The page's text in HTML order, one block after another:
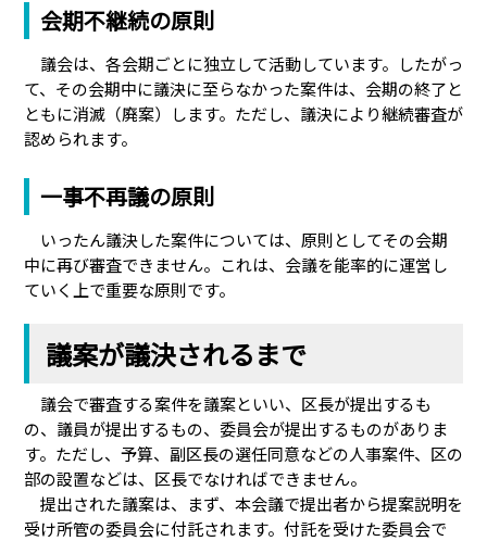
会期不継続の原則
議会は、各会期ごとに独立して活動しています。したがっ
て、その会期中に議決に至らなかった案件は、会期の終了と
ともに消滅（廃案）します。ただし、議決により継続審査が
認められます。
一事不再議の原則
いったん議決した案件については、原則としてその会期
中に再び審査できません。これは、会議を能率的に運営し
ていく上で重要な原則です。
議案が議決されるまで
議会で審査する案件を議案といい、区長が提出するも
の、議員が提出するもの、委員会が提出するものがありま
す。ただし、予算、副区長の選任同意などの人事案件、区の
部の設置などは、区長でなければできません。
提出された議案は、まず、本会議で提出者から提案説明を
受け所管の委員会に付託されます。付託を受けた委員会で